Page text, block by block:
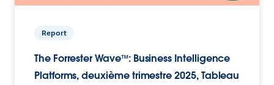
Report
The Forrester Wave™: Business Intelligence
Platforms, deuxième trimestre 2025, Tableau